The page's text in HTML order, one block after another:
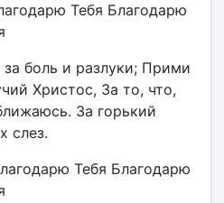
Тебя Благодарю
боль и разлуки; Прими
Христос, За то, что,
За горький
слез.
Тебя Благодарю